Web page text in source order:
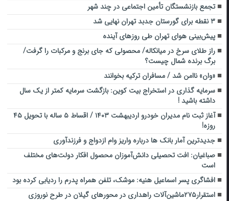
تجمع بازنشستگان تأمین اجتماعی در چند شهر
۳ نقطه برای گورستان جدبد تهران نهایی شد
پیش‌بینی هوای تهران طی روزهای آینده
راز طلای سرخ در میانکاله/ محصولی که جای برنج و مرکبات را گرفت/
برگ برنده شمال چیست؟
«وان» ناامن شد / مسافران ترکیه بخوانند
سرمایه گذاری در استخراج بیت کوین: بازگشت سرمایه کمتر از یک سال
داشته باشید !
آغاز ثبت نام مدیران خودرو اردیبهشت ۱۴۰۳ / اقساط ۵ ساله با تحویل ۴۵
روزه!
جدیدترین آمار بانک ها درباره واریز وام ازدواج و فرزندآوری
صباغیان: افت تحصیلی دانش‌آموزان محصول افکار دولت‌های مختلف
است
افشاگری پسر اسماعیل هنیه: موشک، تلفن همراه پدرم را ردیابی کرده بود
استقرار۲۷۵ماشین‌آلات راهداری در محورهای گیلان در طرح نوروزی